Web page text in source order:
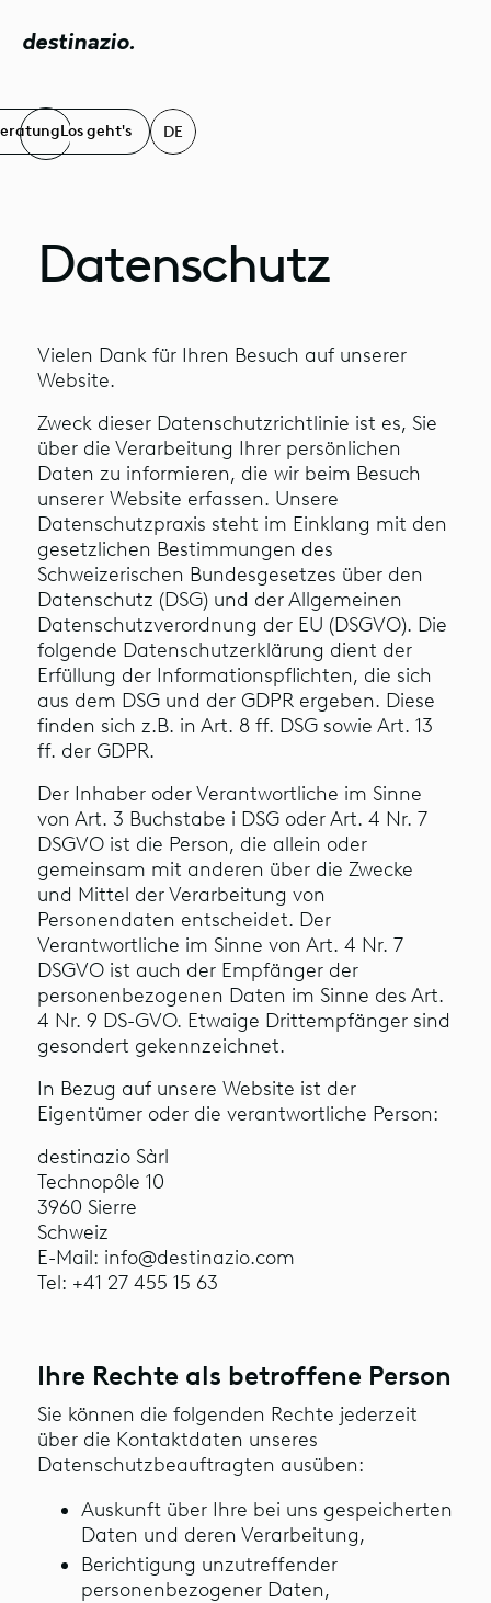
destinazio.
Los geht's DE
Datenschutz
Vielen Dank für Ihren Besuch auf unserer
Website.
Zweck dieser Datenschutzrichtlinie ist es, Sie
über die Verarbeitung Ihrer persönlichen
Daten zu informieren, die wir beim Besuch
unserer Website erfassen. Unsere
Datenschutzpraxis steht im Einklang mit den
gesetzlichen Bestimmungen des
Schweizerischen Bundesgesetzes über den
Datenschutz (DSG) und der Allgemeinen
Datenschutzverordnung der EU (DSGVO). Die
folgende Datenschutzerklärung dient der
Erfüllung der Informationspflichten, die sich
aus dem DSG und der GDPR ergeben. Diese
finden sich z.B. in Art. 8 ff. DSG sowie Art. 13
ff. der GDPR.
Der Inhaber oder Verantwortliche im Sinne
von Art. 3 Buchstabe i DSG oder Art. 4 Nr. 7
DSGVO ist die Person, die allein oder
gemeinsam mit anderen über die Zwecke
und Mittel der Verarbeitung von
Personendaten entscheidet. Der
Verantwortliche im Sinne von Art. 4 Nr. 7
DSGVO ist auch der Empfänger der
personenbezogenen Daten im Sinne des Art.
4 Nr. 9 DS-GVO. Etwaige Drittempfänger sind
gesondert gekennzeichnet.
In Bezug auf unsere Website ist der
Eigentümer oder die verantwortliche Person:
destinazio Sàrl
Technopôle 10
3960 Sierre
Schweiz
E-Mail: info@destinazio.com
Tel: +41 27 455 15 63
Ihre Rechte als betroffene Person
Sie können die folgenden Rechte jederzeit
über die Kontaktdaten unseres
Datenschutzbeauftragten ausüben:
Auskunft über Ihre bei uns gespeicherten
Daten und deren Verarbeitung,
Berichtigung unzutreffender
personenbezogener Daten,